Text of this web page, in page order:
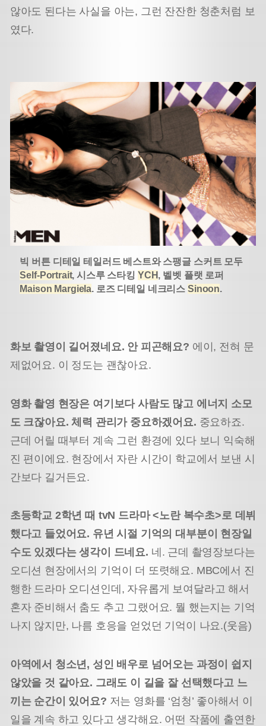
않아도 된다는 사실을 아는, 그런 잔잔한 청춘처럼 보
였다.
빅 버튼 디테일 테일러드 베스트와 스팽글 스커트 모두
Self-Portrait, 시스루 스타킹 YCH, 벨벳 플랫 로퍼
Maison Margiela. 로즈 디테일 네크리스 Sinoon.
화보 촬영이 길어졌네요. 안 피곤해요? 에이, 전혀 문
제없어요. 이 정도는 괜찮아요.
영화 촬영 현장은 여기보다 사람도 많고 에너지 소모
도 크잖아요. 체력 관리가 중요하겠어요. 중요하죠.
근데 어릴 때부터 계속 그런 환경에 있다 보니 익숙해
진 편이에요. 현장에서 자란 시간이 학교에서 보낸 시
간보다 길거든요.
초등학교 2학년 때 tvN 드라마 <노란 복수초>로 데뷔
했다고 들었어요. 유년 시절 기억의 대부분이 현장일
수도 있겠다는 생각이 드네요. 네. 근데 촬영장보다는
오디션 현장에서의 기억이 더 또렷해요. MBC에서 진
행한 드라마 오디션인데, 자유롭게 보여달라고 해서
혼자 준비해서 춤도 추고 그랬어요. 뭘 했는지는 기억
나지 않지만, 나름 호응을 얻었던 기억이 나요.(웃음)
아역에서 청소년, 성인 배우로 넘어오는 과정이 쉽지
않았을 것 같아요. 그래도 이 길을 잘 선택했다고 느
끼는 순간이 있어요? 저는 영화를 ‘엄청’ 좋아해서 이
일을 계속 하고 있다고 생각해요. 어떤 작품에 출연한